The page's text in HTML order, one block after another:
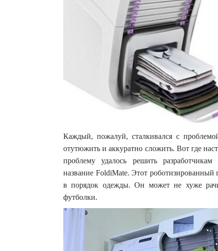
Каждый, пожалуй, сталкивался с
отутюжить и аккуратно сложить. Вот где
проблему удалось решить
название FoldiMate. Этот
в порядок одежды. Он может не хуже
футболки.